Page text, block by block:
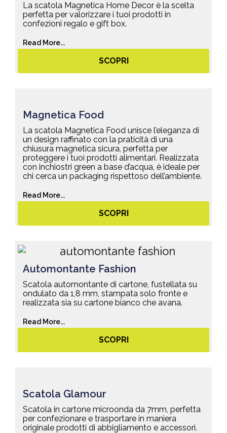
La scatola Magnetica Home Decor è la scelta
perfetta per valorizzare i tuoi prodotti in
confezioni regalo e gift box.
Read More...
SCOPRI
Magnetica Food
La scatola Magnetica Food unisce l’eleganza di
un design raffinato con la praticità di una
chiusura magnetica sicura, perfetta per
proteggere i tuoi prodotti alimentari. Realizzata
con inchiostri green a base d’acqua, è ideale per
chi cerca un packaging rispettoso dell’ambiente.
Read More...
SCOPRI
Automontante Fashion
Scatola automontante di cartone, fustellata su
ondulato da 1,8 mm, stampata solo fronte e
realizzata sia su cartone bianco che avana.
Read More...
SCOPRI
Scatola Glamour
Scatola in cartone microonda da 7mm, perfetta
per confezionare e trasportare in maniera
originale prodotti di abbigliamento e accessori.